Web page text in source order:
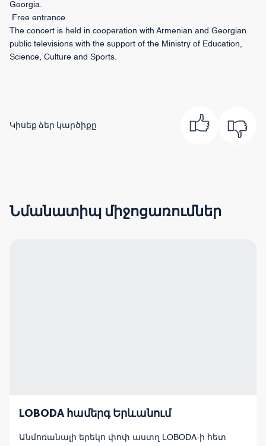
Georgia.
Free entrance
The concert is held in cooperation with Armenian and Georgian
public televisions with the support of the Ministry of Education,
Science, Culture and Sports.
Կիսեք ձեր կարծիքը
Նմանատիպ միջոցառումներ
LOBODA համերգ Երևանում
Անմոռանալի երեկո փոփ աստղ LOBODA-ի հետ